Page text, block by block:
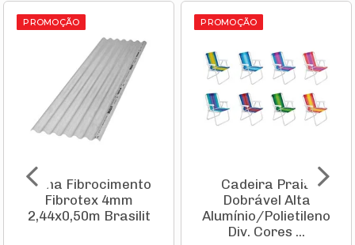
PROMOÇÃO
Telha Fibrocimento
Fibrotex 4mm
2,44x0,50m Brasilit
PROMOÇÃO
Cadeira Praia
Dobrável Alta
Alumínio/Polietileno
Div. Cores ...